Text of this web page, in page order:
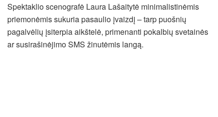
Spektaklio scenografė Laura Lašaitytė minimalistinėmis
priemonėmis sukuria pasaulio įvaizdį – tarp puošnių
pagalvėlių įsiterpia aikštelė, primenanti pokalbių svetainės
ar susirašinėjimo SMS žinutėmis langą.